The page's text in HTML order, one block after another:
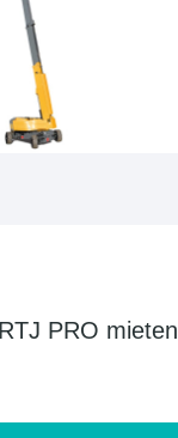
PRO mieten